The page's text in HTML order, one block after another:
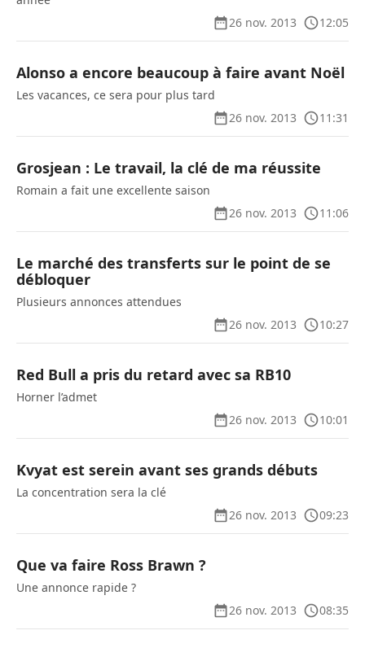
26 nov. 2013
12:05
Alonso a encore beaucoup à faire avant Noël
Les vacances, ce sera pour plus tard
26 nov. 2013
11:31
Grosjean : Le travail, la clé de ma réussite
Romain a fait une excellente saison
26 nov. 2013
11:06
Le marché des transferts sur le point de se
débloquer
Plusieurs annonces attendues
26 nov. 2013
10:27
Red Bull a pris du retard avec sa RB10
Horner l’admet
26 nov. 2013
10:01
Kvyat est serein avant ses grands débuts
La concentration sera la clé
26 nov. 2013
09:23
Que va faire Ross Brawn ?
Une annonce rapide ?
26 nov. 2013
08:35